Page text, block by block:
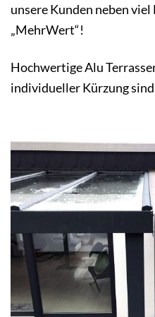
unsere Kunden neben viel
„MehrWert“!
Hochwertige Alu
individueller Kürzung